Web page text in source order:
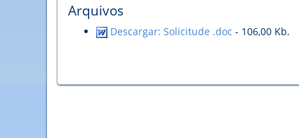
Arquivos
Descargar: Solicitude .doc - 106,00 Kb.